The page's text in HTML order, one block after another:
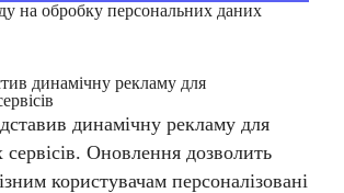
на обробку персональних даних
динамічну рекламу для
динамічну рекламу для
сервісів. Оновлення дозволить
користувачам персоналізовані